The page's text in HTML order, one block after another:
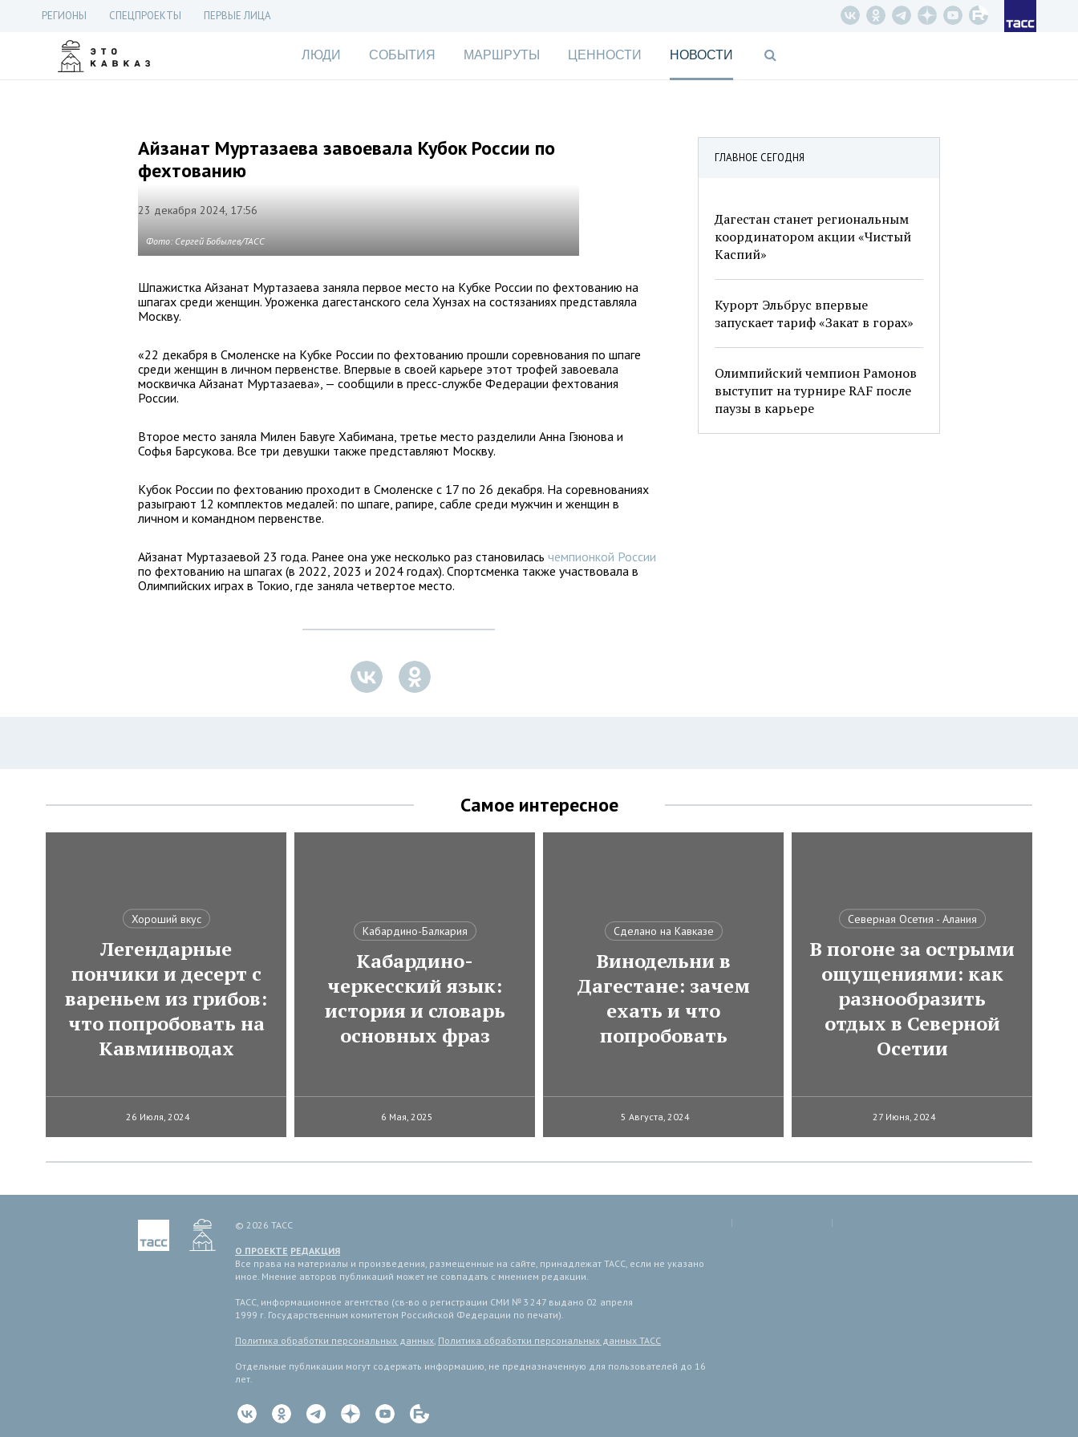
РЕГИОНЫ СПЕЦПРОЕКТЫ ПЕРВЫЕ ЛИЦА
ЛЮДИ СОБЫТИЯ МАРШРУТЫ ЦЕННОСТИ НОВОСТИ
ГЛАВНОЕ СЕГОДНЯ
Дагестан станет региональным
координатором акции «Чистый
Каспий»
Курорт Эльбрус впервые
запускает тариф «Закат в горах»
Олимпийский чемпион Рамонов
выступит на турнире RAF после
паузы в карьере
Айзанат Муртазаева завоевала Кубок России по
фехтованию
23 декабря 2024, 17:56
Фото: Сергей Бобылев/ТАСС
Шпажистка Айзанат Муртазаева заняла первое место на Кубке России по фехтованию на
шпагах среди женщин. Уроженка дагестанского села Хунзах на состязаниях представляла
Москву.
«22 декабря в Смоленске на Кубке России по фехтованию прошли соревнования по шпаге
среди женщин в личном первенстве. Впервые в своей карьере этот трофей завоевала
москвичка Айзанат Муртазаева», — сообщили в пресс-службе Федерации фехтования
России.
Второе место заняла Милен Бавуге Хабимана, третье место разделили Анна Гзюнова и
Софья Барсукова. Все три девушки также представляют Москву.
Кубок России по фехтованию проходит в Смоленске с 17 по 26 декабря. На соревнованиях
разыграют 12 комплектов медалей: по шпаге, рапире, сабле среди мужчин и женщин в
личном и командном первенстве.
Айзанат Муртазаевой 23 года. Ранее она уже несколько раз становилась чемпионкой России
по фехтованию на шпагах (в 2022, 2023 и 2024 годах). Спортсменка также участвовала в
Олимпийских играх в Токио, где заняла четвертое место.
Самое интересное
Хороший вкус
Легендарные
пончики и десерт с
вареньем из грибов:
что попробовать на
Кавминводах
26 Июля, 2024
Кабардино-Балкария
Кабардино-
черкесский язык:
история и словарь
основных фраз
6 Мая, 2025
Сделано на Кавказе
Винодельни в
Дагестане: зачем
ехать и что
попробовать
5 Августа, 2024
Северная Осетия - Алания
В погоне за острыми
ощущениями: как
разнообразить
отдых в Северной
Осетии
27 Июня, 2024
© 2026 ТАСС
О ПРОЕКТЕ РЕДАКЦИЯ
Все права на материалы и произведения, размещенные на сайте, принадлежат ТАСС, если не указано
иное. Мнение авторов публикаций может не совпадать с мнением редакции.
ТАСС, информационное агентство (св-во о регистрации СМИ № 3 247 выдано 02 апреля
1999 г. Государственным комитетом Российской Федерации по печати).
Политика обработки персональных данных, Политика обработки персональных данных ТАСС
Отдельные публикации могут содержать информацию, не предназначенную для пользователей до 16
лет.